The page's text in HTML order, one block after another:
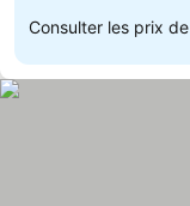
Consulter les prix de